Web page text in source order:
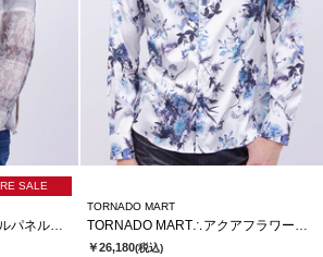
SALE
TORNADO MART
￥26,180(税込)